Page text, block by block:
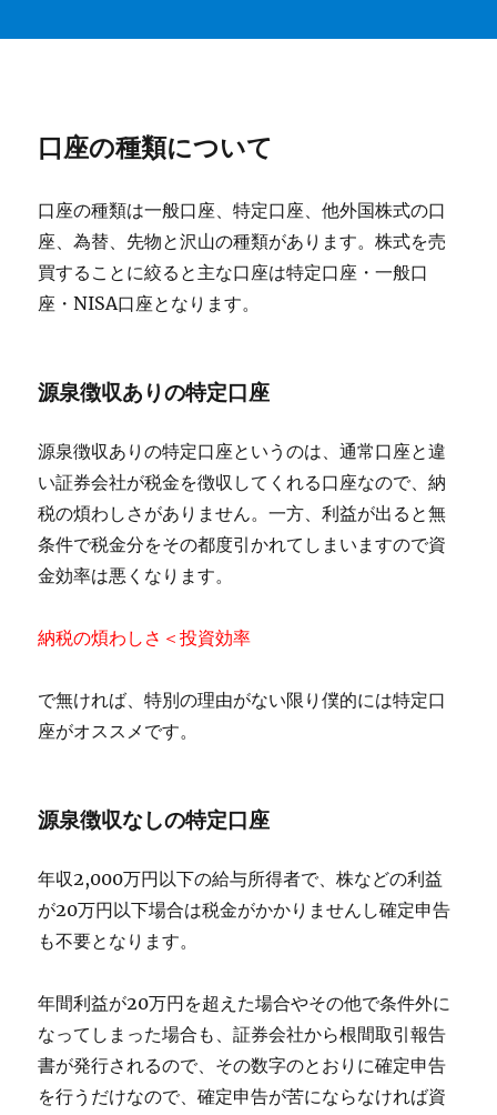
口座の種類について
口座の種類は一般口座、特定口座、他外国株式の口
座、為替、先物と沢山の種類があります。株式を売
買することに絞ると主な口座は特定口座・一般口
座・NISA口座となります。
源泉徴収ありの特定口座
源泉徴収ありの特定口座というのは、通常口座と違
い証券会社が税金を徴収してくれる口座なので、納
税の煩わしさがありません。一方、利益が出ると無
条件で税金分をその都度引かれてしまいますので資
金効率は悪くなります。
納税の煩わしさ＜投資効率
で無ければ、特別の理由がない限り僕的には特定口
座がオススメです。
源泉徴収なしの特定口座
年収2,000万円以下の給与所得者で、株などの利益
が20万円以下場合は税金がかかりませんし確定申告
も不要となります。
年間利益が20万円を超えた場合やその他で条件外に
なってしまった場合も、証券会社から根間取引報告
書が発行されるので、その数字のとおりに確定申告
を行うだけなので、確定申告が苦にならなければ資